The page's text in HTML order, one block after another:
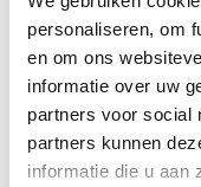
personaliseren, om
en om ons
informatie over uw
partners voor social
partners kunnen
informatie die u aan